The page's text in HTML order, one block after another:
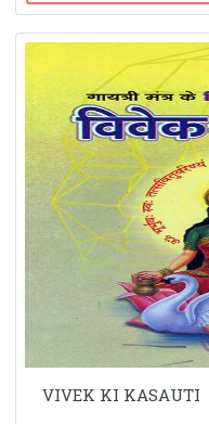
VIVEK KI KASAUTI